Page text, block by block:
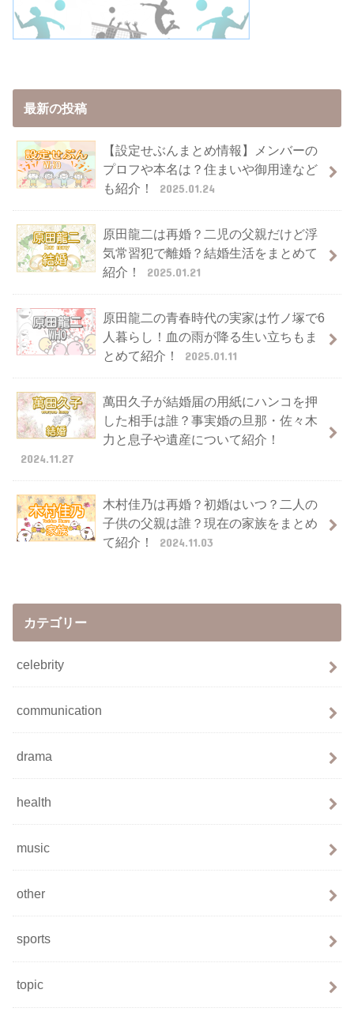
最新の投稿
【設定せぶんまとめ情報】メンバーの
プロフや本名は？住まいや御用達など
も紹介！
2025.01.24
原田龍二は再婚？二児の父親だけど浮
気常習犯で離婚？結婚生活をまとめて
紹介！
2025.01.21
原田龍二の青春時代の実家は竹ノ塚で6
人暮らし！血の雨が降る生い立ちもま
とめて紹介！
2025.01.11
萬田久子が結婚届の用紙にハンコを押
した相手は誰？事実婚の旦那・佐々木
力と息子や遺産について紹介！
2024.11.27
木村佳乃は再婚？初婚はいつ？二人の
子供の父親は誰？現在の家族をまとめ
て紹介！
2024.11.03
カテゴリー
celebrity
communication
drama
health
music
other
sports
topic